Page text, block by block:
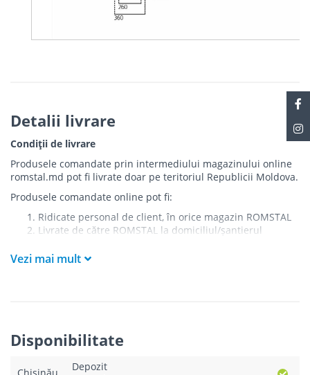
Detalii livrare
Condiții de livrare
Produsele comandate prin intermediului magazinului online
romstal.md pot fi livrate doar pe teritoriul Republicii Moldova.
Produsele comandate online pot fi:
Ridicate personal de client, în orice magazin ROMSTAL
Livrate de către ROMSTAL la domiciliul/șantierul
Livrarea produselor se efectuează în cel mai apropiat
interiorul imobilului.
Paleții, pe care se livrează mărfurile, sunt proprietatea
Vezi mai mult
Disponibilitate
Depozit